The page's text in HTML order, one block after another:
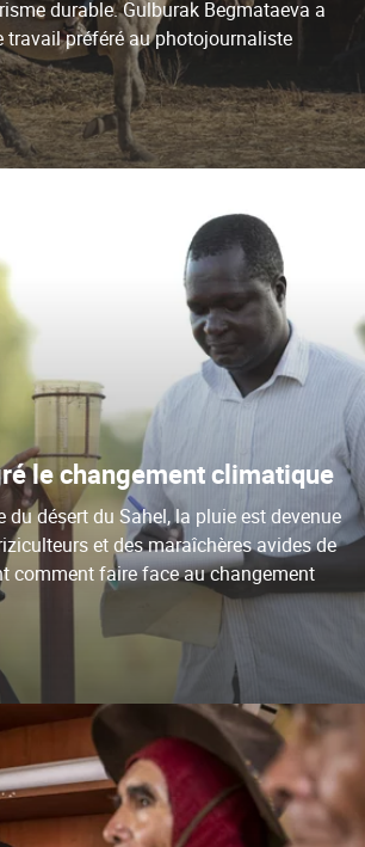
durable. Gulburak Begmataeva a
travail préféré au photojournaliste
le changement climatique
du désert du Sahel, la pluie est devenue
et des maraîchères avides de
comment faire face au changement